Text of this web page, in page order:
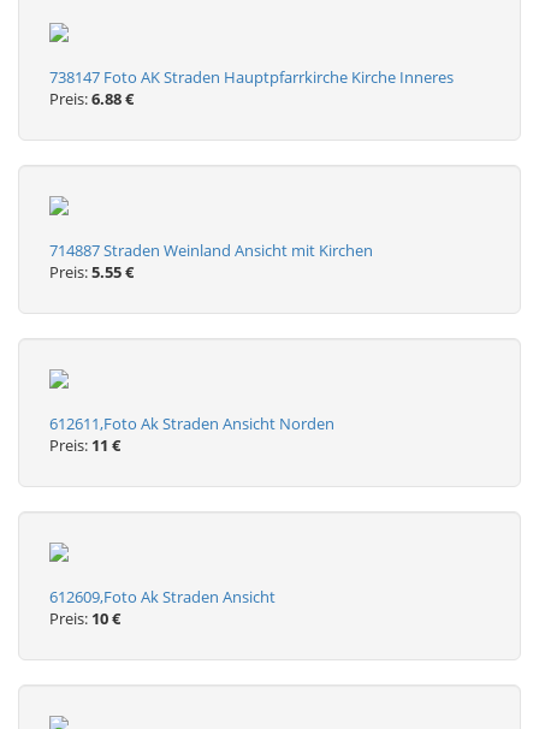
738147 Foto AK Straden Hauptpfarrkirche Kirche Inneres
Preis:6.88 €
714887 Straden Weinland Ansicht mit Kirchen
Preis:5.55 €
612611,Foto Ak Straden Ansicht Norden
Preis: 11 €
612609,Foto Ak Straden Ansicht
Preis: 10 €